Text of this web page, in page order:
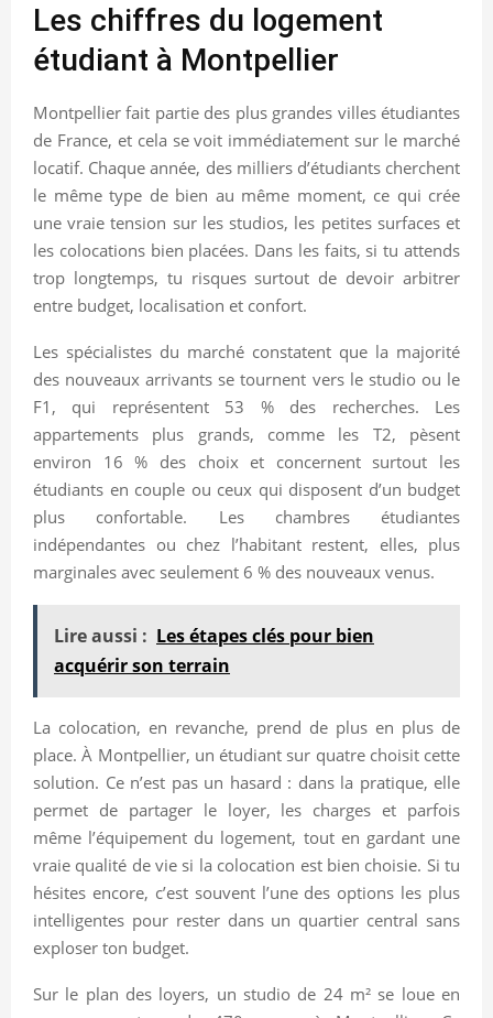
Les chiffres du logement
étudiant à Montpellier
Montpellier fait partie des plus grandes villes étudiantes
de France, et cela se voit immédiatement sur le marché
locatif. Chaque année, des milliers d’étudiants cherchent
le même type de bien au même moment, ce qui crée
une vraie tension sur les studios, les petites surfaces et
les colocations bien placées. Dans les faits, si tu attends
trop longtemps, tu risques surtout de devoir arbitrer
entre budget, localisation et confort.
Les spécialistes du marché constatent que la majorité
des nouveaux arrivants se tournent vers le studio ou le
F1, qui représentent 53 % des recherches. Les
appartements plus grands, comme les T2, pèsent
environ 16 % des choix et concernent surtout les
étudiants en couple ou ceux qui disposent d’un budget
plus confortable. Les chambres étudiantes
indépendantes ou chez l’habitant restent, elles, plus
marginales avec seulement 6 % des nouveaux venus.
Lire aussi : Les étapes clés pour bien
acquérir son terrain
La colocation, en revanche, prend de plus en plus de
place. À Montpellier, un étudiant sur quatre choisit cette
solution. Ce n’est pas un hasard : dans la pratique, elle
permet de partager le loyer, les charges et parfois
même l’équipement du logement, tout en gardant une
vraie qualité de vie si la colocation est bien choisie. Si tu
hésites encore, c’est souvent l’une des options les plus
intelligentes pour rester dans un quartier central sans
exploser ton budget.
Sur le plan des loyers, un studio de 24 m² se loue en